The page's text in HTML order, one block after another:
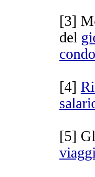
[3]
del
[4]
[5]